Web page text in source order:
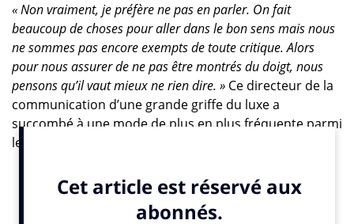
« Non vraiment, je préfère ne pas en parler. On fait
beaucoup de choses pour aller dans le bon sens mais nous
ne sommes pas encore exempts de toute critique. Alors
pour nous assurer de ne pas être montrés du doigt, nous
pensons qu’il vaut mieux ne rien dire. »Ce directeur de la
communication d’une grande griffe du luxe a
succombé à une mode de plus en plus fréquente parmi
les marques : le greenhushing.
Créé en 2008 par le cabinet de consultants